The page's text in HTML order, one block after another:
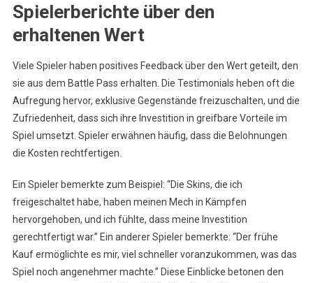
Spielerberichte über den
erhaltenen Wert
Viele Spieler haben positives Feedback über den Wert geteilt, den
sie aus dem Battle Pass erhalten. Die Testimonials heben oft die
Aufregung hervor, exklusive Gegenstände freizuschalten, und die
Zufriedenheit, dass sich ihre Investition in greifbare Vorteile im
Spiel umsetzt. Spieler erwähnen häufig, dass die Belohnungen
die Kosten rechtfertigen.
Ein Spieler bemerkte zum Beispiel: “Die Skins, die ich
freigeschaltet habe, haben meinen Mech in Kämpfen
hervorgehoben, und ich fühlte, dass meine Investition
gerechtfertigt war.” Ein anderer Spieler bemerkte: “Der frühe
Kauf ermöglichte es mir, viel schneller voranzukommen, was das
Spiel noch angenehmer machte.” Diese Einblicke betonen den